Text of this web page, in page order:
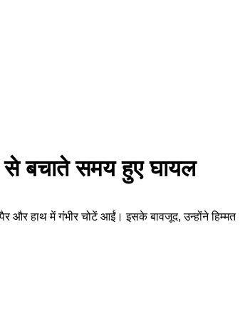
से बचाते समय हुए घायल
और हाथ में गंभीर चोटें आईं। इसके बावजूद, उन्होंने हिम्मत